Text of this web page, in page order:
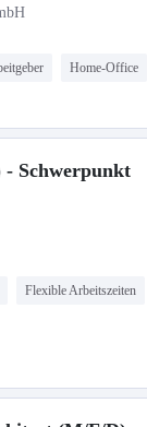
Home-Office
Schwerpunkt
Flexible Arbeitszeiten